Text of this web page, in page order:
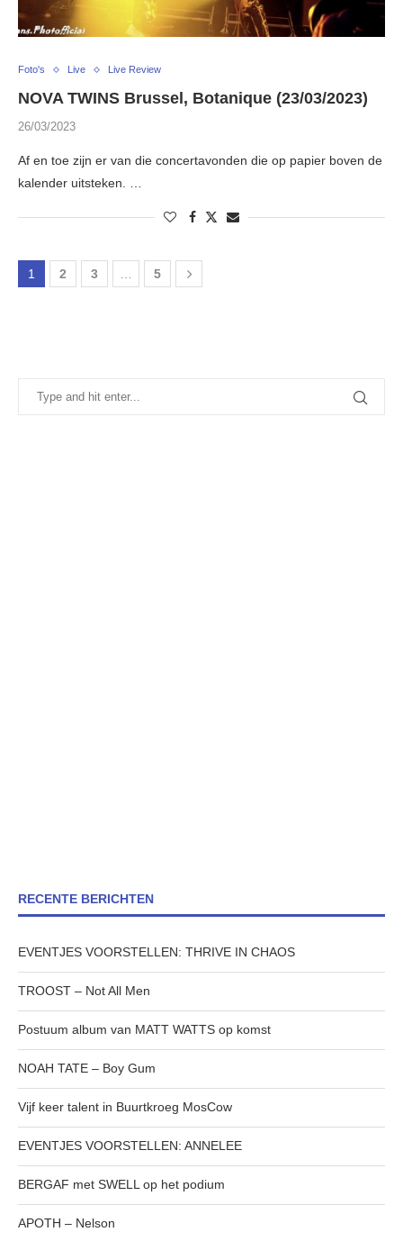
Foto's Live Live Review
NOVA TWINS Brussel, Botanique (23/03/2023)
26/03/2023
Af en toe zijn er van die concertavonden die op papier boven de
kalender uitsteken. …
1 2 3 … 5
RECENTE BERICHTEN
EVENTJES VOORSTELLEN: THRIVE IN CHAOS
TROOST – Not All Men
Postuum album van MATT WATTS op komst
NOAH TATE – Boy Gum
Vijf keer talent in Buurtkroeg MosCow
EVENTJES VOORSTELLEN: ANNELEE
BERGAF met SWELL op het podium
APOTH – Nelson